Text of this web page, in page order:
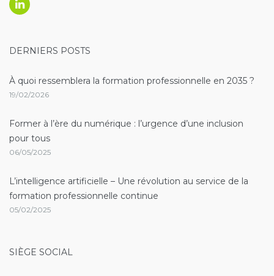
DERNIERS POSTS
À quoi ressemblera la formation professionnelle en 2035 ?
19/02/2026
Former à l’ère du numérique : l’urgence d’une inclusion
pour tous
06/05/2025
L’intelligence artificielle – Une révolution au service de la
formation professionnelle continue
05/02/2025
SIÈGE SOCIAL